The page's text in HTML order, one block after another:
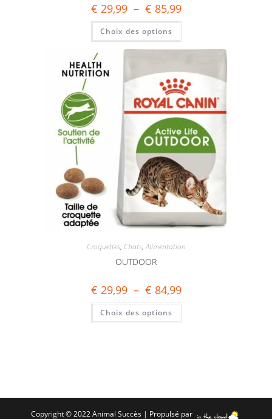
€ 29,99 – € 85,99
Choix des options
Croquettes, Chats,Alimentation
OUTDOOR
€ 29,99 – € 84,99
Choix des options
Copyright © 2022 Animal Succès | Propulsé par